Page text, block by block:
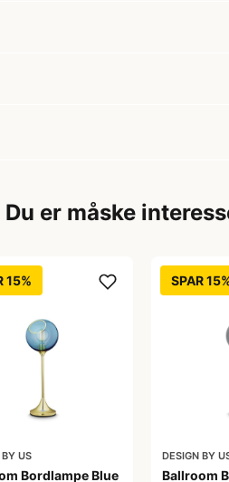
Du er måske
15%
BY US
Bordlampe Blue
SPAR
DESIGN BY
Ballroom